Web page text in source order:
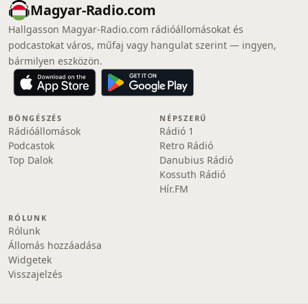
Magyar-Radio.com
Hallgasson Magyar-Radio.com rádióállomásokat és
podcastokat város, műfaj vagy hangulat szerint — ingyen,
bármilyen eszközön.
BÖNGÉSZÉS
Rádióállomások
Podcastok
Top Dalok
NÉPSZERŰ
Rádió 1
Retro Rádió
Danubius Rádió
Kossuth Rádió
Hír.FM
RÓLUNK
Rólunk
Állomás hozzáadása
Widgetek
Visszajelzés